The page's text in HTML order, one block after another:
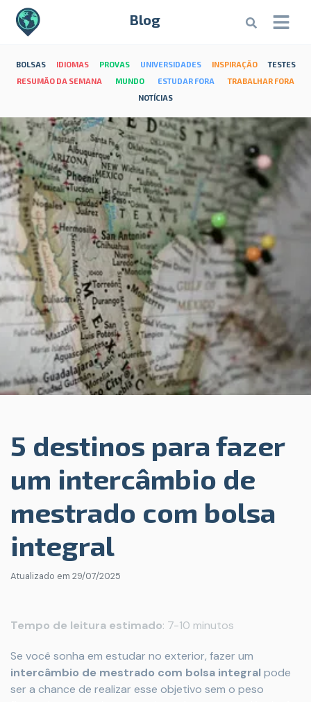
Blog
BOLSAS IDIOMAS PROVAS UNIVERSIDADES INSPIRAÇÃO
TESTES
RESUMÃO DA SEMANA
MUNDO ESTUDAR FORA
TRABALHAR FORA
NOTÍCIAS
5 destinos para fazer
um intercâmbio de
mestrado com bolsa
integral
Atualizado em 29/07/2025
Tempo de leitura estimado: 7-10 minutos
Se você sonha em estudar no exterior, fazer um
intercâmbio de mestrado com bolsa integral pode
ser a chance de realizar esse objetivo sem o peso